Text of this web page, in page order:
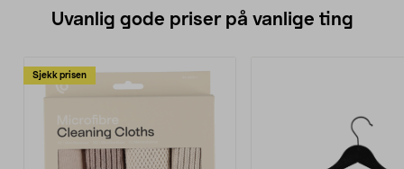
Uvanlig gode priser på vanlige ting
Sjekk prisen